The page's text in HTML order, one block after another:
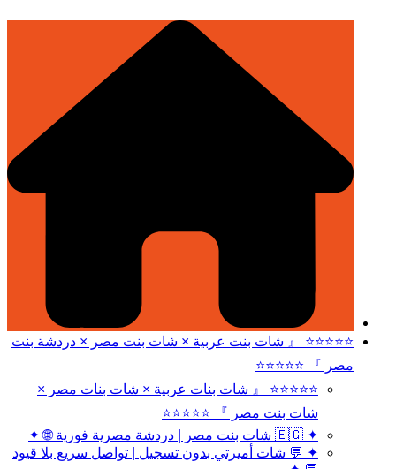
⭐⭐⭐⭐⭐ 『 شات بنت عربية × شات بنت مصر × دردشة بنت
مصر 』 ⭐⭐⭐⭐⭐
⭐⭐⭐⭐⭐ 『 شات بنات عربية × شات بنات مصر ×
شات بنت مصر 』 ⭐⭐⭐⭐⭐
✦ 🇪🇬 شات بنت مصر | دردشة مصرية فورية 🌐 ✦
✦ 💬 شات أميرتي بدون تسجيل | تواصل سريع بلا قيود